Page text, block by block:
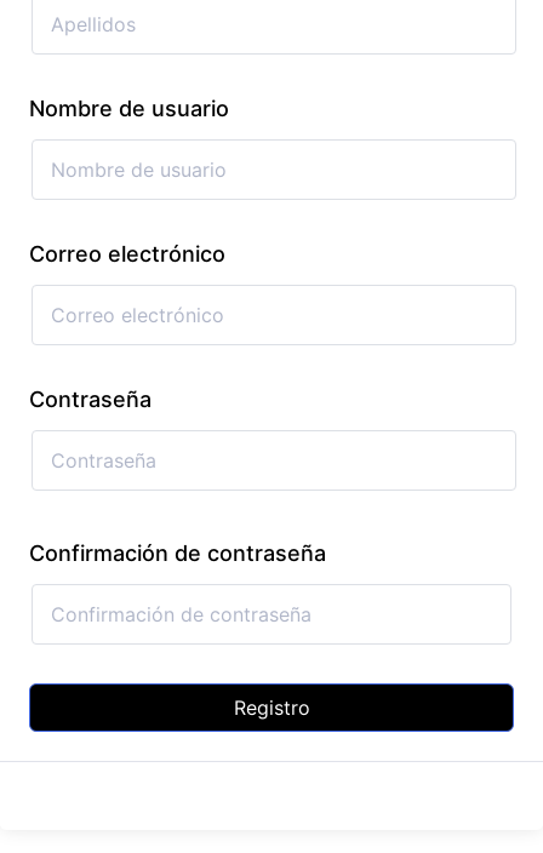
Nombre de usuario
Correo electrónico
Contraseña
Confirmación de contraseña
Registro